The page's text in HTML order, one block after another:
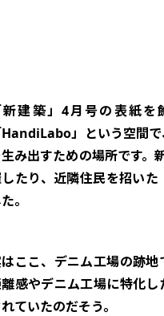
新建築」4月号の表紙
HandiLabo」という空間
み出すための場所です。
たり、近隣住民を招い
。
ここ、デニム工場の跡
感やデニム工場に特化
ていたのだそう。